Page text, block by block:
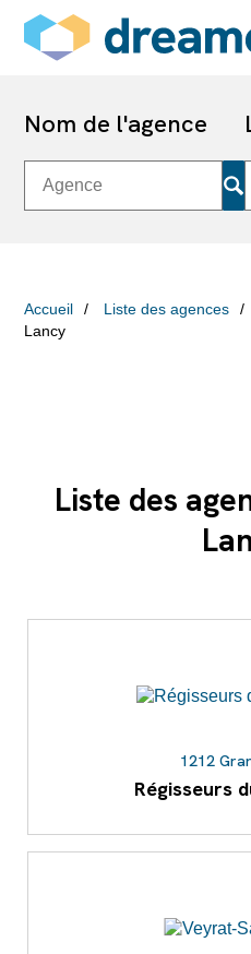
Nom de l'agence
Accueil Liste des agences
Lancy
Liste des
1212
Régisseurs